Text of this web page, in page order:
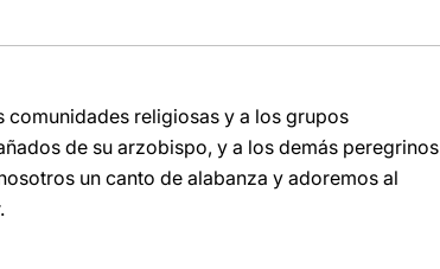
comunidades religiosas y a los grupos
de su arzobispo, y a los demás peregrinos
un canto de alabanza y adoremos al